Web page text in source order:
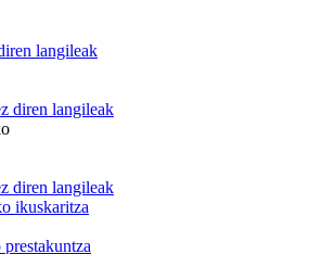
langileak
diren langileak
diren langileak
ikuskaritza